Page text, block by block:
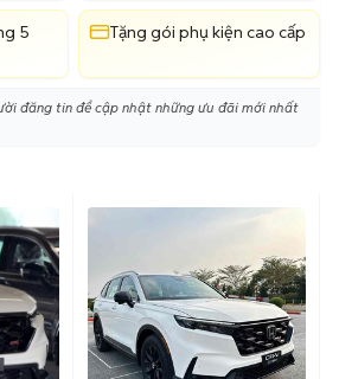
5
Tặng gói phụ kiện cao cấp
đăng tin để cập nhật những ưu đãi mới nhất